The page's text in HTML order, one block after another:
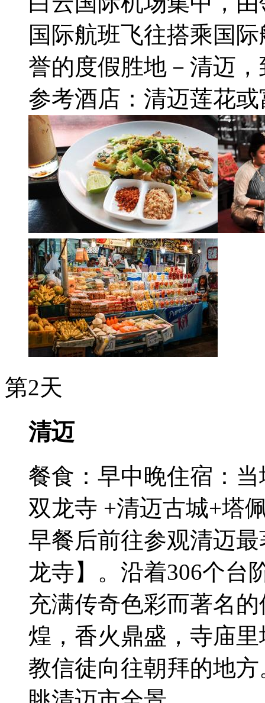
国际航班飞往搭乘国
誉的度假胜地－清迈
参考酒店：清迈莲花
第2天
清迈
餐食：早中晚住宿：
双龙寺 +清迈古城+塔
早餐后前往参观清迈
龙寺】。沿着306个台
充满传奇色彩而著名
煌，香火鼎盛，寺庙
教信徒向往朝拜的地